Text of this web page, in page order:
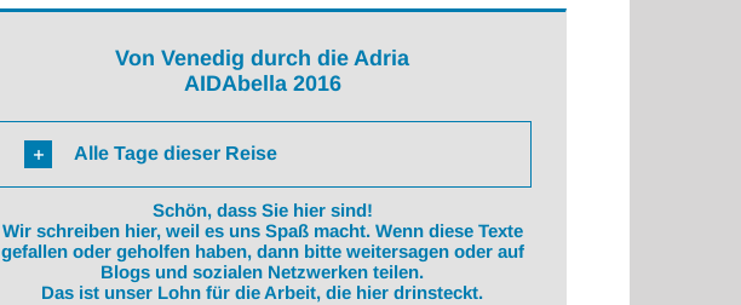
Von Venedig durch die Adria
AIDAbella 2016
Alle Tage dieser Reise
Schön, dass Sie hier sind!
Wir schreiben hier, weil es uns Spaß macht. Wenn diese Texte
gefallen oder geholfen haben, dann bitte weitersagen oder auf
Blogs und sozialen Netzwerken teilen.
Das ist unser Lohn für die Arbeit, die hier drinsteckt.